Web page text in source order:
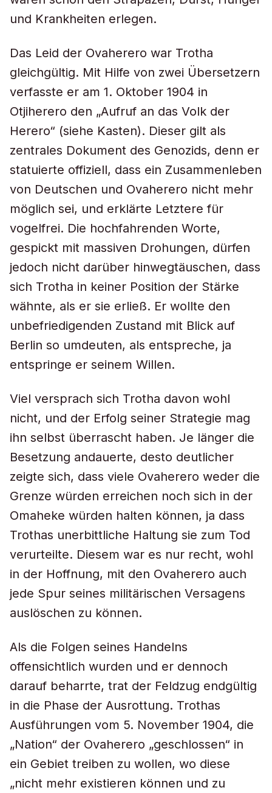
und Krankheiten erlegen.
Das Leid der Ovaherero war Trotha
gleichgültig. Mit Hilfe von zwei Übersetzern
verfasste er am 1. Oktober 1904 in
Otjiherero den „Aufruf an das Volk der
Herero“ (siehe Kasten). Dieser gilt als
zentrales Dokument des Genozids, denn er
statuierte offiziell, dass ein Zusammenleben
von Deutschen und Ovaherero nicht mehr
möglich sei, und erklärte Letztere für
vogelfrei. Die hochfahrenden Worte,
gespickt mit massiven Drohungen, dürfen
jedoch nicht darüber hinwegtäuschen, dass
sich Trotha in keiner Position der Stärke
wähnte, als er sie erließ. Er wollte den
unbefriedigenden Zustand mit Blick auf
Berlin so umdeuten, als entspreche, ja
entspringe er seinem Willen.
Viel versprach sich Trotha davon wohl
nicht, und der Erfolg seiner Strategie mag
ihn selbst überrascht haben. Je länger die
Besetzung andauerte, desto deutlicher
zeigte sich, dass viele Ovaherero weder die
Grenze würden erreichen noch sich in der
Omaheke würden halten können, ja dass
Trothas unerbittliche Haltung sie zum Tod
verurteilte. Diesem war es nur recht, wohl
in der Hoffnung, mit den Ovaherero auch
jede Spur seines militärischen Versagens
auslöschen zu können.
Als die Folgen seines Handelns
offensichtlich wurden und er dennoch
darauf beharrte, trat der Feldzug endgültig
in die Phase der Ausrottung. Trothas
Ausführungen vom 5. November 1904, die
„Nation“ der Ovaherero „geschlossen“ in
ein Gebiet treiben zu wollen, wo diese
„nicht mehr existieren können und zu